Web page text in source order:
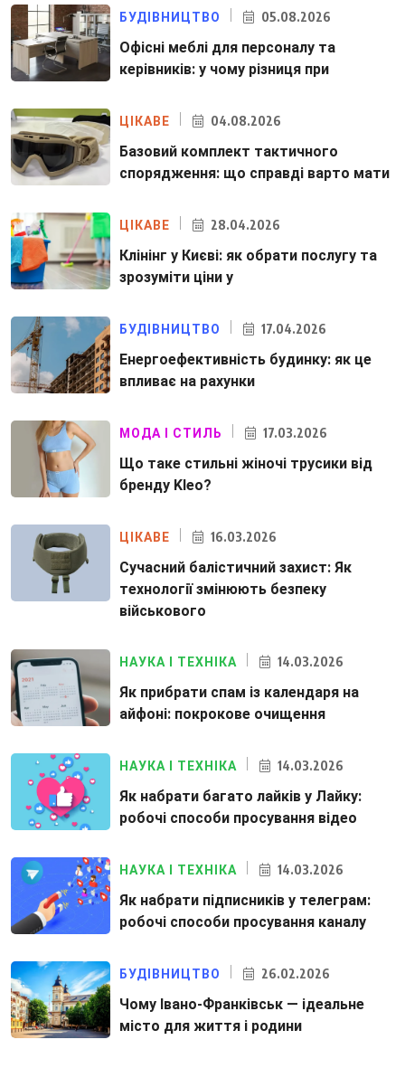
БУДІВНИЦТВО 05.08.2026
Офісні меблі для персоналу та
керівників: у чому різниця при
ЦІКАВЕ 04.08.2026
Базовий комплект тактичного
спорядження: що справді варто мати
ЦІКАВЕ 28.04.2026
Клінінг у Києві: як обрати послугу та
зрозуміти ціни у
БУДІВНИЦТВО 17.04.2026
Енергоефективність будинку: як це
впливає на рахунки
МОДА І СТИЛЬ 17.03.2026
Що таке стильні жіночі трусики від
бренду Kleo?
ЦІКАВЕ 16.03.2026
Сучасний балістичний захист: Як
технології змінюють безпеку
військового
НАУКА І ТЕХНІКА 14.03.2026
Як прибрати спам із календаря на
айфоні: покрокове очищення
НАУКА І ТЕХНІКА 14.03.2026
Як набрати багато лайків у Лайку:
робочі способи просування відео
НАУКА І ТЕХНІКА 14.03.2026
Як набрати підписників у телеграм:
робочі способи просування каналу
БУДІВНИЦТВО 26.02.2026
Чому Івано-Франківськ — ідеальне
місто для життя і родини